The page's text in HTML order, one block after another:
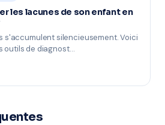
les lacunes de son enfant en
s'accumulent silencieusement. Voici
outils de diagnost…